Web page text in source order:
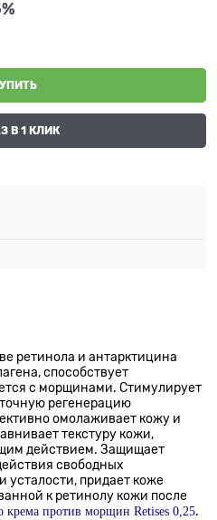
В 1 КЛИК
ретинола и антарктицина
способствует
с морщинами. Стимулирует
регенерацию
омолаживает кожу и
текстуру кожи,
действием. Защищает
свободных
усталости, придает коже
к ретинолу кожи после
крема против морщин Retises 0,25.